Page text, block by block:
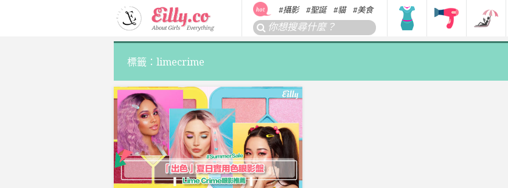
攝影 聖誕 貓 美食 搞笑 香港 韓國
搜
尋
標籤：limecrime